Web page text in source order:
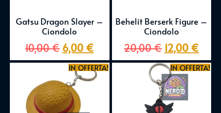
Gatsu Dragon Slayer –
Ciondolo
10,00€ 6,00 €
Behelit Berserk Figure –
Ciondolo
20,00€ 12,00 €
IN OFFERTA! IN OFFERTA!